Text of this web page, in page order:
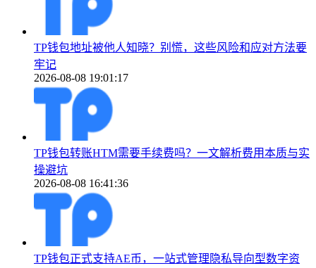
TP钱包地址被他人知晓？别慌，这些风险和应对方法要
牢记
2026-08-08 19:01:17
TP钱包转账HTM需要手续费吗？一文解析费用本质与实
操避坑
2026-08-08 16:41:36
TP钱包正式支持AE币，一站式管理隐私导向型数字资